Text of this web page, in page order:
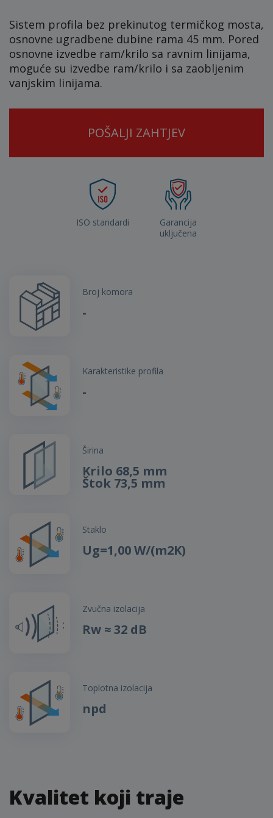
Sistem profila bez prekinutog termičkog mosta,
osnovne ugradbene dubine rama 45 mm. Pored
osnovne izvedbe ram/krilo sa ravnim linijama,
moguće su izvedbe ram/krilo i sa zaobljenim
vanjskim linijama.
POŠALJI ZAHTJEV
ISO standardi
Garancija
uključena
Broj komora
-
Karakteristike profila
-
Širina
Krilo 68,5 mm
Štok 73,5 mm
Staklo
Ug=1,00 W/(m2K)
Zvučna izolacija
Rw ≈ 32 dB
Toplotna izolacija
npd
Kvalitet koji traje